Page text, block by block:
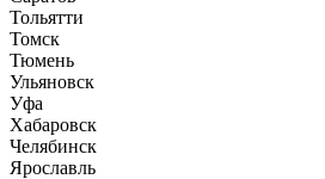
Тольятти
Томск
Тюмень
Ульяновск
Уфа
Хабаровск
Челябинск
Ярославль